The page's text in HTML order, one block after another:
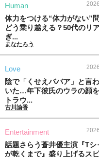
Human
体力をつける“体力がない”問
どう乗り越える？50代のリ
ぎ...
まなたろう
Love
陰で「くせえババア」と言
いた…年下彼氏のウラの顔
トラウ...
古川諭香
Entertainment
話題さらう蒼井優主演『Tシ
が乾くまで』盛り上げるス